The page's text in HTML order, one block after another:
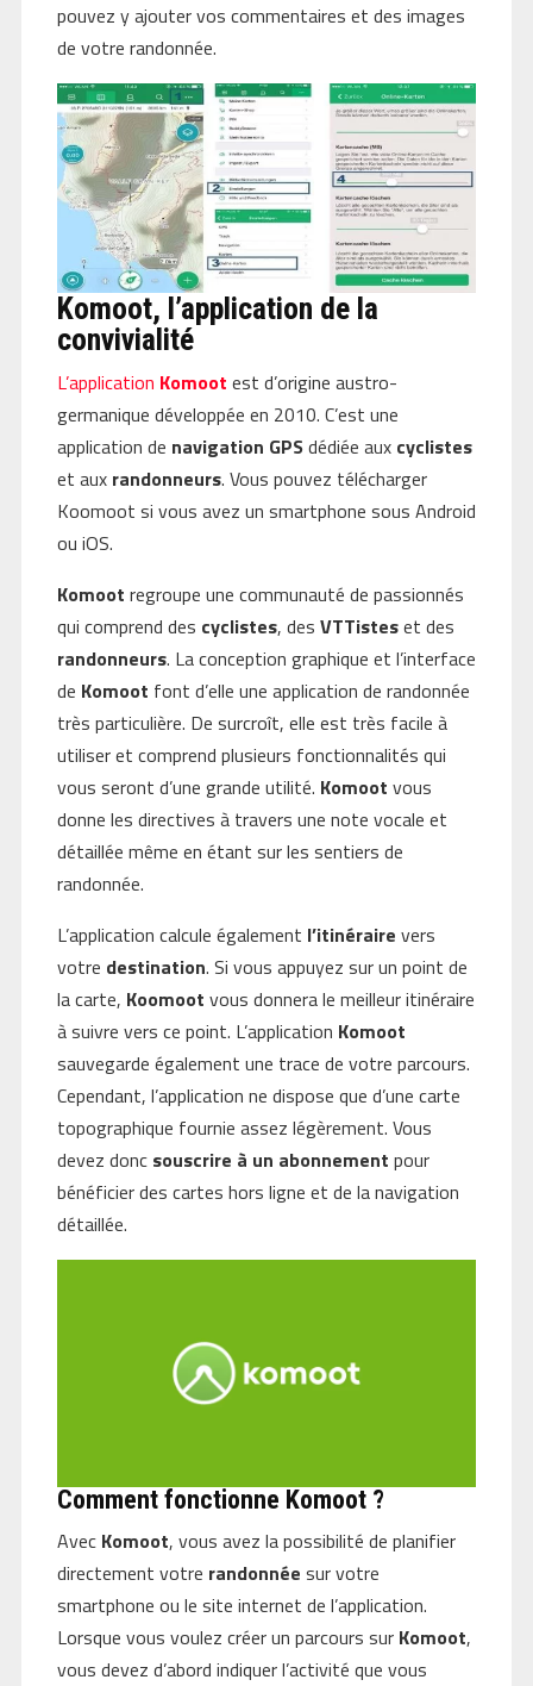
pouvez y ajouter vos commentaires et des images
de votre randonnée.
Komoot, l’application de la
convivialité
L’application Komoot est d’origine austro-
germanique développée en 2010. C’est une
application de navigation GPSdédiée aux cyclistes
et aux randonneurs. Vous pouvez télécharger
Koomoot si vous avez un smartphone sous Android
ou iOS.
Komoot regroupe une communauté de passionnés
qui comprend des cyclistes, des VTTisteset des
randonneurs. La conception graphique et l’interface
de Komoot font d’elle une application de randonnée
très particulière. De surcroît, elle est très facile à
utiliser et comprend plusieurs fonctionnalités qui
vous seront d’une grande utilité. Komoot vous
donne les directives à travers une note vocale et
détaillée même en étant sur les sentiers de
randonnée.
L’application calcule également l’itinéraire vers
votre destination. Si vous appuyez sur un point de
la carte, Koomoot vous donnera le meilleur itinéraire
à suivre vers ce point. L’application Komoot
sauvegarde également une trace de votre parcours.
Cependant, l’application ne dispose que d’une carte
topographique fournie assez légèrement. Vous
devez donc souscrire à un abonnement pour
bénéficier des cartes hors ligne et de la navigation
détaillée.
Comment fonctionne Komoot ?
Avec Komoot, vous avez la possibilité de planifier
directement votre randonnée sur votre
smartphone ou le site internet de l’application.
Lorsque vous voulez créer un parcours sur Komoot,
vous devez d’abord indiquer l’activité que vous